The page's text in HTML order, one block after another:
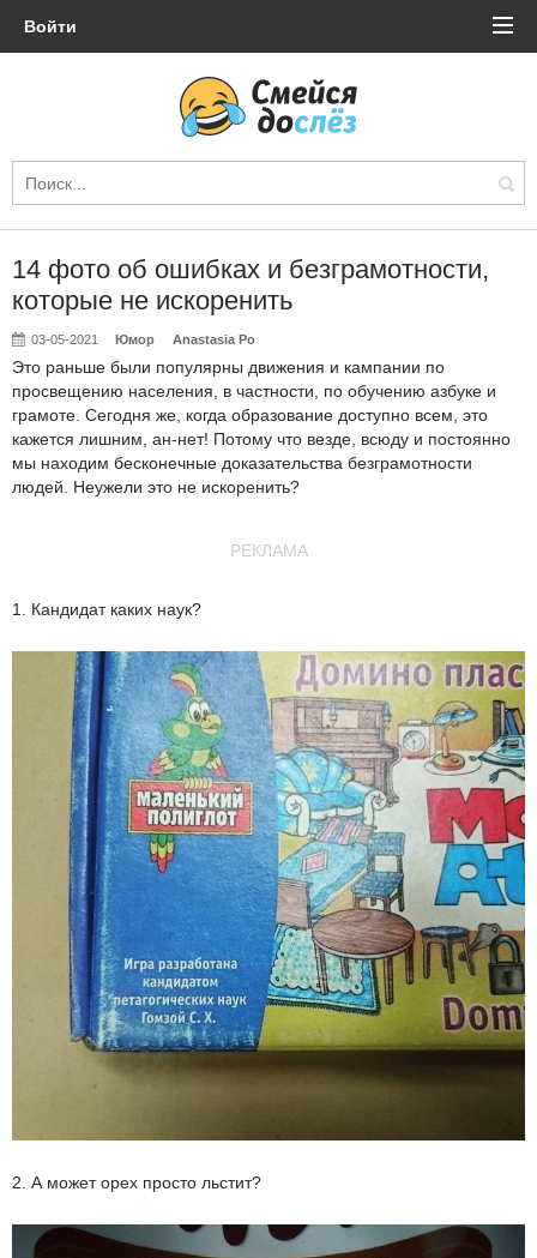
Войти
14 фото об ошибках и безграмотности,
которые не искоренить
03-05-2021 Юмор Anastasia Po
Это раньше были популярны движения и кампании по
просвещению населения, в частности, по обучению азбуке и
грамоте. Сегодня же, когда образование доступно всем, это
кажется лишним, ан-нет! Потому что везде, всюду и постоянно
мы находим бесконечные доказательства безграмотности
людей. Неужели это не искоренить?
РЕКЛАМА
1. Кандидат каких наук?
2. А может орех просто льстит?